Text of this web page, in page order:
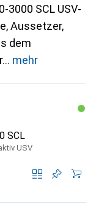
3000 SCL USV-
Aussetzer,
dem
mehr
SCL
USV